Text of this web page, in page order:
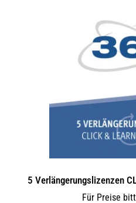
5 Verlängerungs­lizenzen
Für Preise